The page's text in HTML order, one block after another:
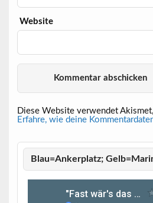
Website
Diese Website verwendet
Erfahre, wie deine
Blau=Ankerplatz;